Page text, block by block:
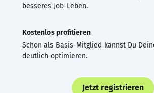
besseres Job-Leben.
Kostenlos profitieren
Schon als Basis-Mitglied kannst Du
deutlich optimieren.
Jetzt registrieren